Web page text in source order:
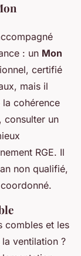
: un Mon
certifié
mais il
cohérence
consulter un
RGE. Il
non qualifié,
combles et les
la ventilation ?